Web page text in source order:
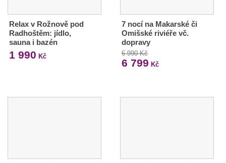
Relax v Rožnově pod
Radhoštěm: jídlo,
sauna i bazén
1 990 Kč
7 nocí na Makarské či
Omišské riviéře vč.
dopravy
6 990 Kč
6 799 Kč